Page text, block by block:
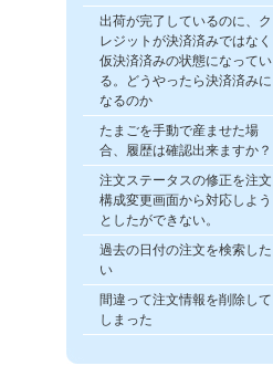
出荷が完了しているのに、ク
レジットが決済済みではなく
仮決済済みの状態になってい
る。どうやったら決済済みに
なるのか
たまごを手動で産ませた場
合、履歴は確認出来ますか？
注文ステータスの修正を注文
構成変更画面から対応しよう
としたができない。
過去の日付の注文を検索した
い
間違って注文情報を削除して
しまった